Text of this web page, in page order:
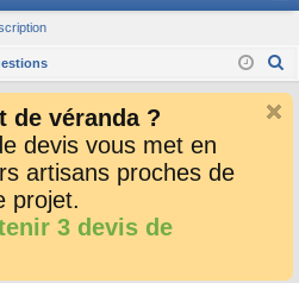
ne cri
de véranda ?
devis vous met en
artisans proches de
projet.
3 devis de